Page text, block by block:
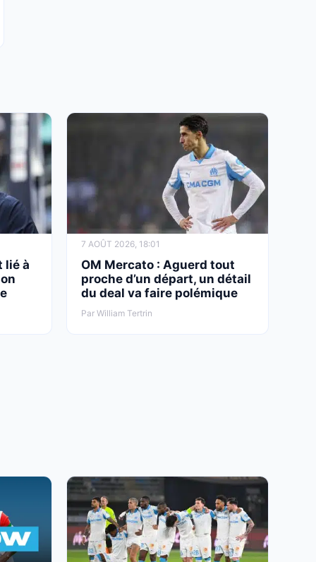
lié à
7 AOÛT 2026, 18:01
OM Mercato : Aguerd tout
proche d’un départ, un détail
du deal va faire polémique
Par William Tertrin